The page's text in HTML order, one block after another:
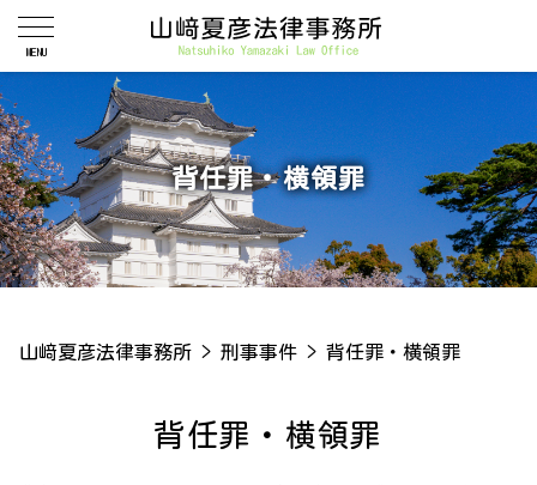
背任罪・横領罪
山﨑夏彦法律事務所 > 刑事事件 > 背任罪・横領罪
背任罪・横領罪